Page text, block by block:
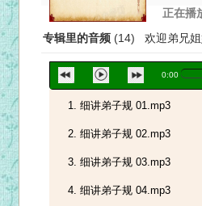
正在播
专辑里的音频 (14) 欢迎弟兄姐
0:00
细讲弟子规 01.mp3
细讲弟子规 02.mp3
细讲弟子规 03.mp3
细讲弟子规 04.mp3